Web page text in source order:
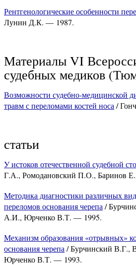
Рентгенологические особенности
Лунин Д.К. — 1987.
Материалы VI
судебных медиков
Возможности судебно-медицинской
травм с переломами костей носа /
статьи
У истоков отечественной судебной
Г.А., Ромодановский П.О., Баринов
Методика диагностики различных
переломов основания черепа /
А.И., Юрченко В.Т. — 1995.
Механизм образования «отрывных»
основания черепа / Бурчинский В.Г.,
Юрченко В.Т. — 1993.